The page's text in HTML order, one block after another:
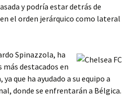
y podría estar detrás de
el orden jerárquico como lateral
Spinazzola, ha
más destacados en
que ha ayudado a su equipo a
donde se enfrentarán a Bélgica.